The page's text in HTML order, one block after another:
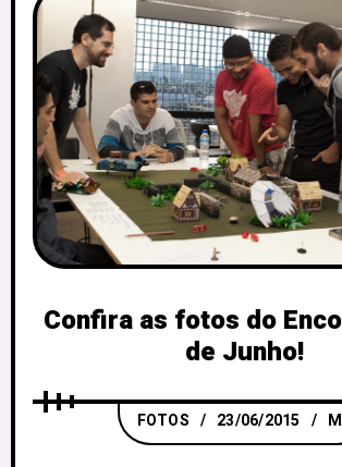
Confira as fotos do
de Junho!
FOTOS 23/06/2015